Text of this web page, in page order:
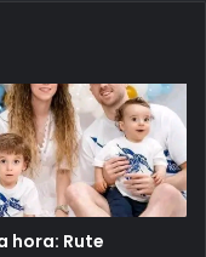
hora: Rute